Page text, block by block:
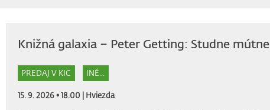
Knižná galaxia – Peter Getting: Studne mútne
PREDAJ V KIC INÉ...
15. 9. 2026 • 18.00 | Hviezda